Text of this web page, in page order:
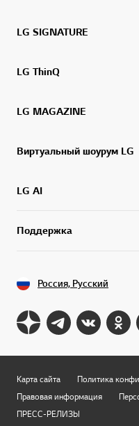
LG SIGNATURE
LG ThinQ
LG MAGAZINE
Виртуальный шоурум LG
LG AI
Поддержка
Россия, Русский
Карта сайта
Политика
Правовая информация
ПРЕСС-РЕЛИЗЫ